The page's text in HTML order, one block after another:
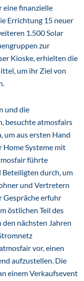
eine finanzielle
Errichtung 15 neuer
1.500 Solar
zur
Kioske, erhielten die
um ihr Ziel von
und die
besuchte atmosfairs
um aus ersten Hand
Home Systeme mit
führte
durch, um
und Vertretern
Gespräche erfuhr
östlichen Teil des
den nächsten Jahren
vor, einen
aufzustellen. Die
einem Verkaufsevent